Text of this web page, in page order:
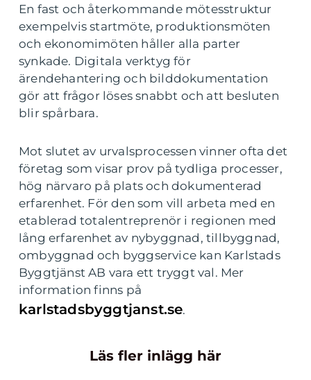
En fast och återkommande mötesstruktur
exempelvis startmöte, produktionsmöten
och ekonomimöten håller alla parter
synkade. Digitala verktyg för
ärendehantering och bilddokumentation
gör att frågor löses snabbt och att besluten
blir spårbara.
Mot slutet av urvalsprocessen vinner ofta det
företag som visar prov på tydliga processer,
hög närvaro på plats och dokumenterad
erfarenhet. För den som vill arbeta med en
etablerad totalentreprenör i regionen med
lång erfarenhet av nybyggnad, tillbyggnad,
ombyggnad och byggservice kan Karlstads
Byggtjänst AB vara ett tryggt val. Mer
information finns på
karlstadsbyggtjanst.se.
Läs fler inlägg här